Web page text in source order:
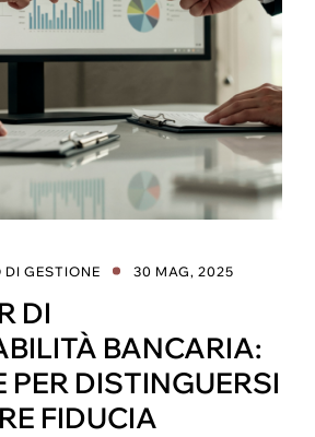
GESTIONE 30 MAG, 2025
DI
BANCARIA:
PER DISTINGUERSI
FIDUCIA